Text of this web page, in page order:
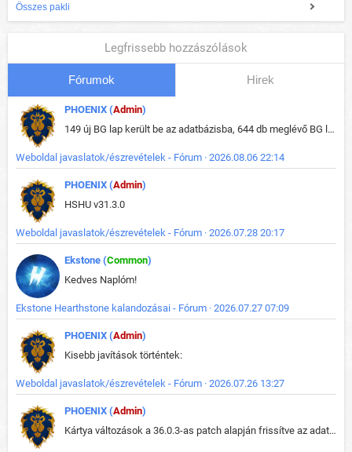
Összes pakli
Legfrissebb hozzászólások
Fórumok Hirek
PHOENIX (Admin)
149 új BG lap került be az adatbázisba, 644 db meglévő BG lap módosult, bekerültek az új képek a megváltozott lapokhoz is.
Weboldal javaslatok/észrevételek - Fórum · 2026.08.06 22:14
PHOENIX (Admin)
HSHU v31.3.0
Weboldal javaslatok/észrevételek - Fórum · 2026.07.28 20:17
Ekstone (Common)
Kedves Naplóm!
Ekstone Hearthstone kalandozásai - Fórum · 2026.07.27 07:09
PHOENIX (Admin)
Kisebb javítások történtek:
Weboldal javaslatok/észrevételek - Fórum · 2026.07.26 13:27
PHOENIX (Admin)
Kártya változások a 36.0.3-as patch alapján frissítve az adatbázisban (képek is cserélve).